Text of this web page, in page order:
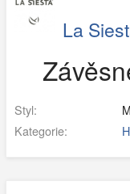
La
Styl:
Kategorie: